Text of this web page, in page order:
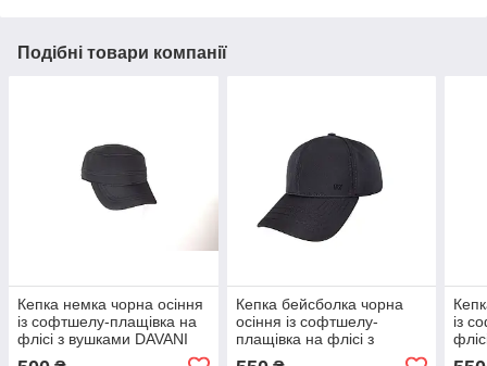
Подібні товари компанії
Кепка немка чорна осіння
із софтшелу-плащівка на
флісі з вушками DAVANI
Кепка бейсболка чорна
осіння із софтшелу-
плащівка на флісі з
із